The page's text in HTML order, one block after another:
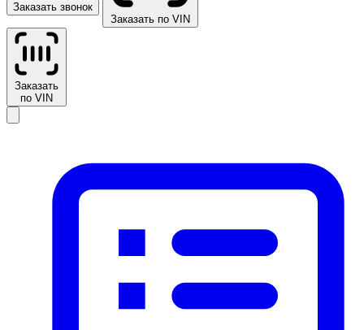
Заказать звонок
Заказать по VIN
Заказать
по VIN